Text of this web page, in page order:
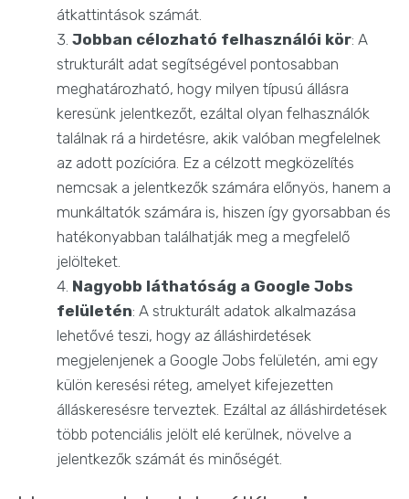
átkattintások számát.
Jobban célozható felhasználói kör: A
strukturált adat segítségével pontosabban
meghatározható, hogy milyen típusú állásra
keresünk jelentkezőt, ezáltal olyan felhasználók
találnak rá a hirdetésre, akik valóban megfelelnek
az adott pozícióra. Ez a célzott megközelítés
nemcsak a jelentkezők számára előnyös, hanem a
munkáltatók számára is, hiszen így gyorsabban és
hatékonyabban találhatják meg a megfelelő
jelölteket.
Nagyobb láthatóság a Google Jobs
felületén: A strukturált adatok alkalmazása
lehetővé teszi, hogy az álláshirdetések
megjelenjenek a Google Jobs felületén, ami egy
külön keresési réteg, amelyet kifejezetten
álláskeresésre terveztek. Ezáltal az álláshirdetések
több potenciális jelölt elé kerülnek, növelve a
jelentkezők számát és minőségét.